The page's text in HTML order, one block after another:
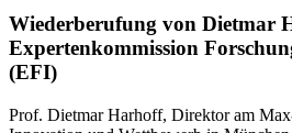
Wiederberufung von Dietmar
Expertenkommission
(EFI)
Prof. Dietmar Harhoff, Direktor am